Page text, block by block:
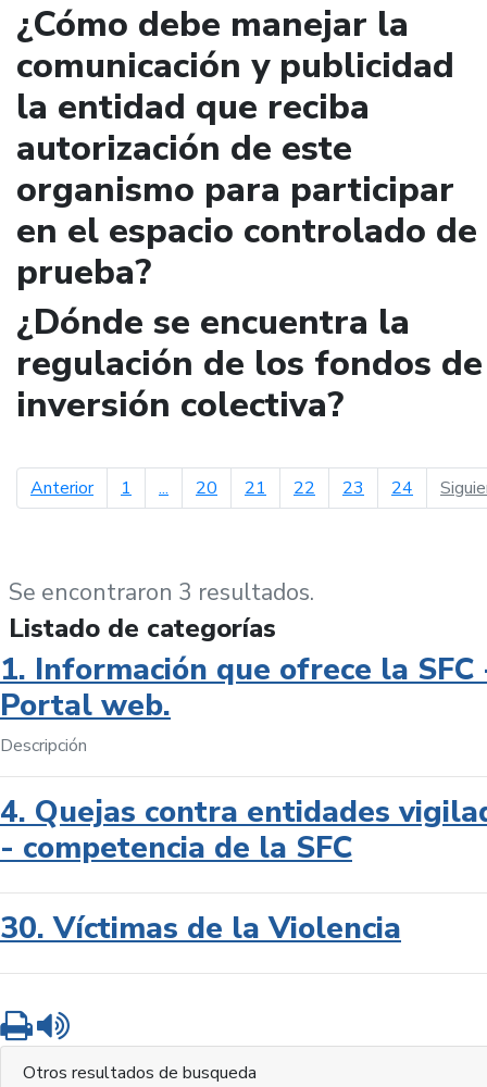
¿Cómo debe manejar la
comunicación y publicidad
la entidad que reciba
autorización de este
organismo para participar
en el espacio controlado de
prueba?
¿Dónde se encuentra la
regulación de los fondos de
inversión colectiva?
Anteriorpágina anterior
1 ... 20 21 22 23 24
Se encontraron 3 resultados.
Listado de categorías
1. Información que ofrece la SFC
Portal web.
Descripción
4. Quejas contra entidades
- competencia de la SFC
30. Víctimas de la Violencia
Imprimir
Otros resultados de busqueda